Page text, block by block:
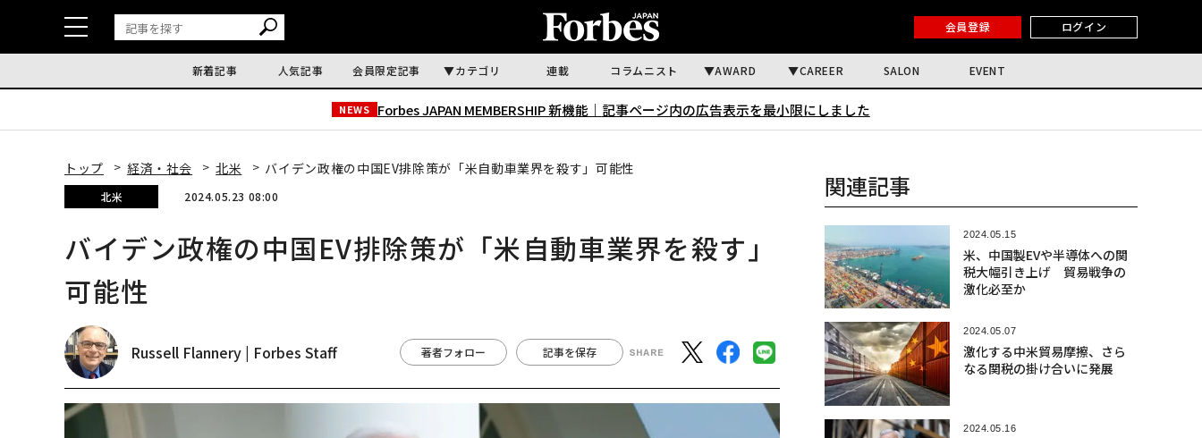
会員登録 ログイン
新着記事 人気記事 会員限定記事 カテゴリ 連載 コラムニスト AWARD CAREER SALON EVENT
NEWS Forbes JAPAN MEMBERSHIP 新機能｜ 記事ページ内の広告表示を最小限にしました
トップ 経済・社会 北米 バイデン政権の中国EV排除策が「米自動車業界を殺す」可能性
北米 2024.05.23 08:00
バイデン政権の中国EV排除策が「米自動車業界を殺す」
可能性
Russell Flannery | Forbes Staff 著者フォロー 記事を保存
関連記事
2024.05.15
米、中国製EVや半導体への関
税大幅引き上げ 貿易戦争の
激化必至か
2024.05.07
激化する中米貿易摩擦、さら
なる関税の掛け合いに発展
2024.05.16